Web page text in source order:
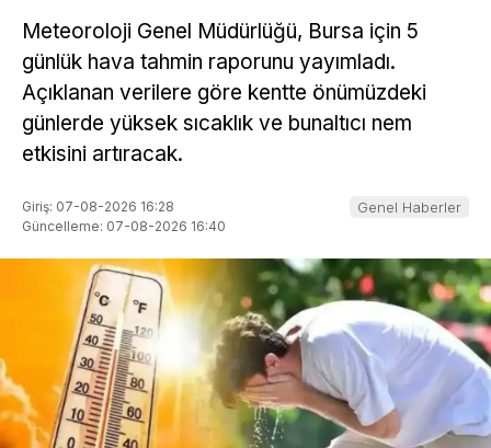
Meteoroloji Genel Müdürlüğü, Bursa için 5
günlük hava tahmin raporunu yayımladı.
Açıklanan verilere göre kentte önümüzdeki
günlerde yüksek sıcaklık ve bunaltıcı nem
etkisini artıracak.
Giriş: 07-08-2026 16:28
Güncelleme: 07-08-2026 16:40
Genel Haberler